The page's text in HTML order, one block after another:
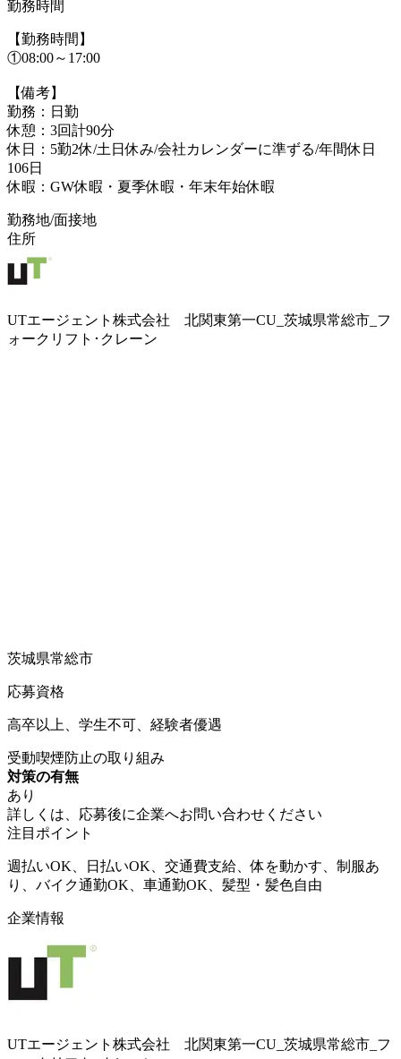
勤務時間
【勤務時間】
①08:00～17:00
【備考】
勤務：日勤
休憩：3回計90分
休日：5勤2休/土日休み/会社カレンダーに準ずる/年間休日
106日
休暇：GW休暇・夏季休暇・年末年始休暇
勤務地/面接地
住所
UTエージェント株式会社 北関東第一CU_茨城県常総市_フ
ォークリフト･クレーン
茨城県常総市
応募資格
高卒以上、学生不可、経験者優遇
受動喫煙防止の取り組み
対策の有無
あり
詳しくは、応募後に企業へお問い合わせください
注目ポイント
週払いOK、日払いOK、交通費支給、体を動かす、制服あ
り、バイク通勤OK、車通勤OK、髪型・髪色自由
企業情報
UTエージェント株式会社 北関東第一CU_茨城県常総市_フ